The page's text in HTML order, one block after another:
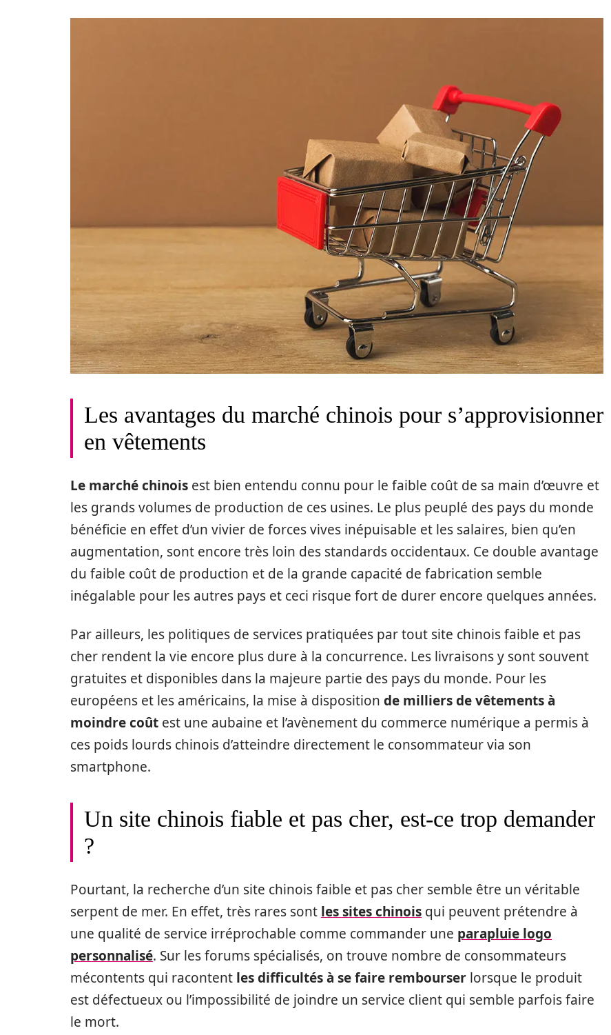
Les avantages du marché chinois pour s’approvisionner
en vêtements
Le marché chinois est bien entendu connu pour le faible coût de sa main d’œuvre et
les grands volumes de production de ces usines. Le plus peuplé des pays du monde
bénéficie en effet d’un vivier de forces vives inépuisable et les salaires, bien qu’en
augmentation, sont encore très loin des standards occidentaux. Ce double avantage
du faible coût de production et de la grande capacité de fabrication semble
inégalable pour les autres pays et ceci risque fort de durer encore quelques années.
Par ailleurs, les politiques de services pratiquées par tout site chinois faible et pas
cher rendent la vie encore plus dure à la concurrence. Les livraisons y sont souvent
gratuites et disponibles dans la majeure partie des pays du monde. Pour les
européens et les américains, la mise à disposition de milliers de vêtements à
moindre coût est une aubaine et l’avènement du commerce numérique a permis à
ces poids lourds chinois d’atteindre directement le consommateur via son
smartphone.
Un site chinois fiable et pas cher, est-ce trop demander
?
Pourtant, la recherche d’un site chinois faible et pas cher semble être un véritable
serpent de mer. En effet, très rares sont les sites chinois qui peuvent prétendre à
une qualité de service irréprochable comme commander une parapluie logo
personnalisé. Sur les forums spécialisés, on trouve nombre de consommateurs
mécontents qui racontent les difficultés à se faire rembourser lorsque le produit
est défectueux ou l’impossibilité de joindre un service client qui semble parfois faire
le mort.